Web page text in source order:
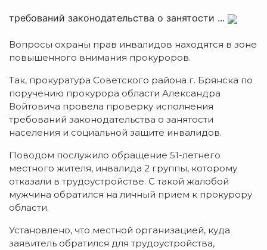
требований законодательства о занятости ...
Вопросы охраны прав инвалидов находятся в зоне
повышенного внимания прокуроров.
Так, прокуратура Советского района г. Брянска по
поручению прокурора области Александра
Войтовича провела проверку исполнения
требований законодательства о занятости
населения и социальной защите инвалидов.
Поводом послужило обращение 51-летнего
местного жителя, инвалида 2 группы, которому
отказали в трудоустройстве. С такой жалобой
мужчина обратился на личный прием к прокурору
области.
Установлено, что местной организацией, куда
заявитель обратился для трудоустройства,